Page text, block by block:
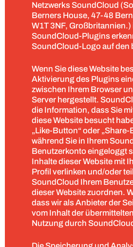
Netzwerks SoundCloud
Berners House, 47-48
W1T 3NF,
SoundCloud-Plugins
SoundCloud-Logo auf den
Wenn Sie diese Website
Aktivierung des Plugins
zwischen Ihrem Browser
Server hergestellt.
die Information, dass Sie
diese Website besucht
„Like-Button“ oder
während Sie in Ihrem
Benutzerkonto eingeloggt
Inhalte dieser Website mit
Profil verlinken und/oder
SoundCloud Ihrem
dieser Website zuordnen.
dass wir als Anbieter der
vom Inhalt der
Nutzung durch